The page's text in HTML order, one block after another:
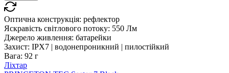
Оптична конструкція: рефлектор
Яскравість світлового потоку: 550 Лм
Джерело живлення: батарейки
Захист: IPX7 | водонепроникний | пилостійкий
Вага: 92 г
Ліхтар